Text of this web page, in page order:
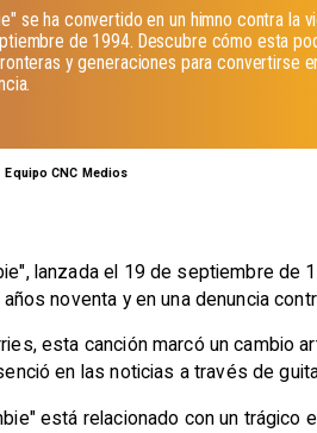
Equipo CNC Medios
se ha convertido en un himno contra la
de 1994. Descubre cómo esta
y generaciones para convertirse
lanzada el 19 de septiembre de
noventa y en una denuncia
esta canción marcó un cambio
en las noticias a través de
está relacionado con un